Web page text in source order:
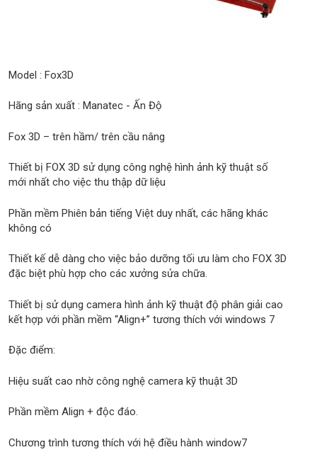
Model : Fox3D
Hãng sản xuất : Manatec - Ấn Độ
Fox 3D – trên hầm/ trên cầu nâng
Thiết bị FOX 3D sử dụng công nghệ hình ảnh kỹ thuật số
mới nhất cho việc thu thập dữ liệu
Phần mềm Phiên bản tiếng Việt duy nhất, các hãng khác
không có
Thiết kế dễ dàng cho việc bảo dưỡng tối ưu làm cho FOX 3D
đặc biệt phù hợp cho các xưởng sửa chữa.
Thiết bị sử dụng camera hình ảnh kỹ thuật độ phân giải cao
kết hợp với phần mềm “Align+” tương thích với windows 7
Đặc điểm:
Hiệu suất cao nhờ công nghệ camera kỹ thuật 3D
Phần mềm Align + độc đáo.
Chương trình tương thích với hệ điều hành window7